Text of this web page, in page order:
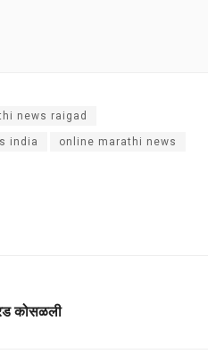
news raigad
india online marathi news
कोसळली